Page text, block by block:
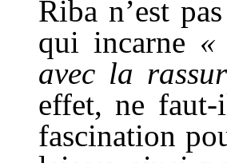
Riba n’est
qui incarne «
avec la
effet, ne
fascination